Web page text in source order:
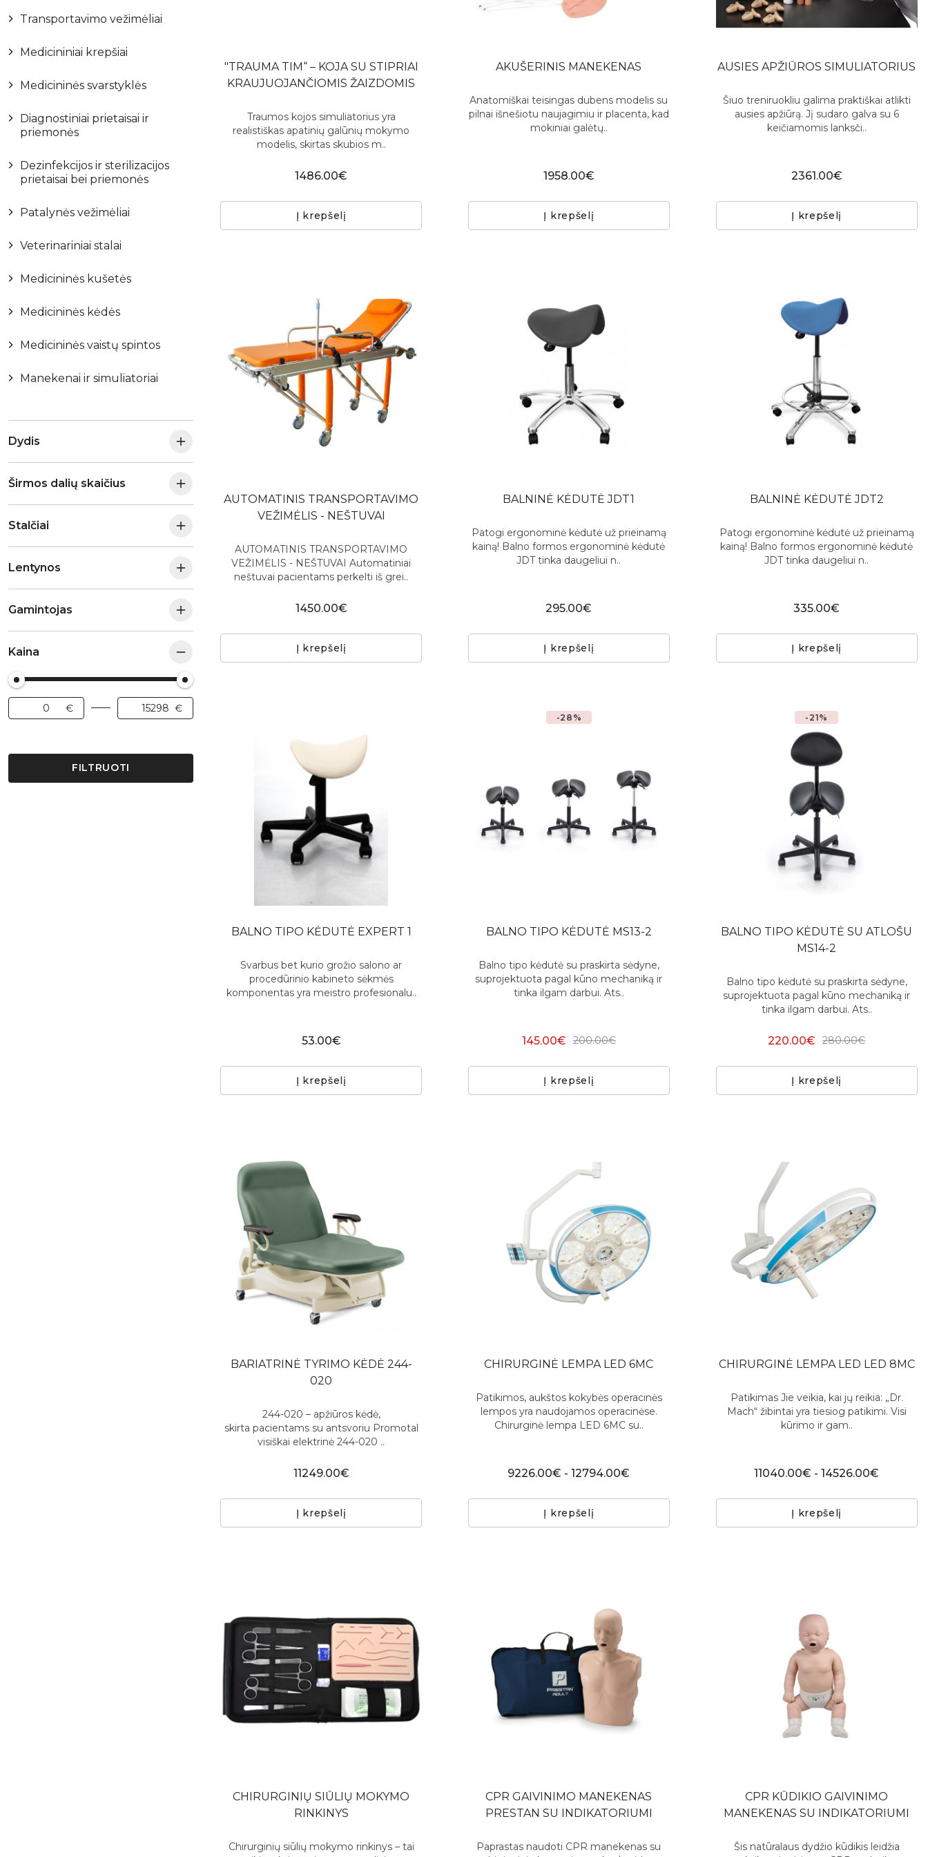
Transportavimo vežimėliai
Medicininiai krepšiai
Medicininės svarstyklės
Diagnostiniai prietaisai ir
priemonės
Dezinfekcijos ir sterilizacijos
prietaisai bei priemonės
Patalynės vežimėliai
Veterinariniai stalai
Medicininės kušetės
Medicininės kėdės
Medicininės vaistų spintos
Manekenai ir simuliatoriai
Dydis
Širmos dalių skaičius
Stalčiai
Lentynos
Gamintojas
Kaina
FILTRUOTI
"TRAUMA TIM“ – KOJA SU STIPRIAI
KRAUJUOJANČIOMIS ŽAIZDOMIS
Traumos kojos simuliatorius yra
realistiškas apatinių galūnių mokymo
modelis, skirtas skubios m..
1486.00€
Į krepšelį
AKUŠERINIS MANEKENAS
Anatomiškai teisingas dubens modelis su
pilnai išnešiotu naujagimiu ir placenta, kad
mokiniai galėtų..
1958.00€
Į krepšelį
AUSIES APŽIŪROS SIMULIATORIUS
Šiuo treniruokliu galima praktiškai atlikti
ausies apžiūrą. Jį sudaro galva su 6
keičiamomis lanksči..
2361.00€
Į krepšelį
AUTOMATINIS TRANSPORTAVIMO
VEŽIMĖLIS - NEŠTUVAI
AUTOMATINIS TRANSPORTAVIMO
VEŽIMĖLIS - NEŠTUVAI Automatiniai
neštuvai pacientams perkelti iš grei..
1450.00€
Į krepšelį
BALNINĖ KĖDUTĖ JDT1
Patogi ergonominė kėdutė už prieinamą
kainą! Balno formos ergonominė kėdutė
JDT tinka daugeliui n..
295.00€
Į krepšelį
BALNINĖ KĖDUTĖ JDT2
Patogi ergonominė kėdutė už prieinamą
kainą! Balno formos ergonominė kėdutė
JDT tinka daugeliui n..
335.00€
Į krepšelį
BALNO TIPO KĖDUTĖ EXPERT 1
Svarbus bet kurio grožio salono ar
procedūrinio kabineto sėkmės
komponentas yra meistro profesionalu..
53.00€
Į krepšelį
-28%
BALNO TIPO KĖDUTĖ MS13-2
Balno tipo kėdutė su praskirta sėdyne,
suprojektuota pagal kūno mechaniką ir
tinka ilgam darbui. Ats..
145.00€ 200.00€
Į krepšelį
-21%
BALNO TIPO KĖDUTĖ SU ATLOŠU
MS14-2
Balno tipo kėdutė su praskirta sėdyne,
suprojektuota pagal kūno mechaniką ir
tinka ilgam darbui. Ats..
220.00€ 280.00€
Į krepšelį
BARIATRINĖ TYRIMO KĖDĖ 244-
020
244-020 – apžiūros kėdė,
skirta pacientams su antsvoriu Promotal
visiškai elektrinė 244-020 ..
11249.00€
Į krepšelį
CHIRURGINĖ LEMPA LED 6MC
Patikimos, aukštos kokybės operacinės
lempos yra naudojamos operacinėse.
Chirurginė lempa LED 6MC su..
9226.00€ - 12794.00€
Į krepšelį
CHIRURGINĖ LEMPA LED LED 8MC
Patikimas Jie veikia, kai jų reikia: „Dr.
Mach“ žibintai yra tiesiog patikimi. Visi
kūrimo ir gam..
11040.00€ - 14526.00€
Į krepšelį
CHIRURGINIŲ SIŪLIŲ MOKYMO
RINKINYS
Chirurginių siūlių mokymo rinkinys – tai
CPR GAIVINIMO MANEKENAS
PRESTAN SU INDIKATORIUMI
Paprastas naudoti CPR manekenas su
CPR KŪDIKIO GAIVINIMO
MANEKENAS SU INDIKATORIUMI
Šis natūralaus dydžio kūdikis leidžia